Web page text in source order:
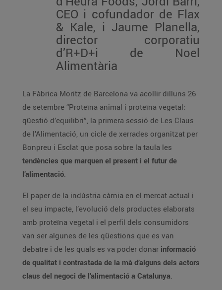
CEO i cofundador de Flax
& Kale, i Jaume Planella,
director corporatiu
d’R+D+i de Noel
Alimentària
La Fàbrica Moritz de Barcelona va acollir dilluns 26
de setembre “Proteïna animal i proteïna vegetal:
qüestió d’equilibri”, la primera sessió de Les Claus
de l’Alimentació, un cicle de xerrades organitzat per
Bonpreu i Esclat que posa sobre la taula les
tendències que marquen el present i el futur de
l’alimentació.
El paper de la indústria càrnia en el mercat actual i
el seu impacte, l’evolució dels productes elaborats
amb proteïna vegetal i el perfil dels consumidors
van ser algunes de les qüestions que es van
debatre i de les quals es va poder donar informació
de qualitat i contrastada de la mà d’alguns dels actors
claus del negoci de l’alimentació a Catalunya.